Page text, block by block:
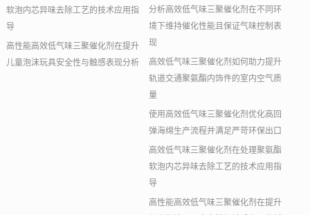
软泡内芯异味去除工艺的技术应用指
导
高性能高效低气味三聚催化剂在提升
儿童泡沫玩具安全性与触感表现分析
分析高效低气味三聚催化剂在不同环
境下维持催化性能且保证气味控制表
现
高效低气味三聚催化剂如何助力提升
轨道交通聚氨酯内饰件的室内空气质
量
使用高效低气味三聚催化剂优化高回
弹海绵生产流程并满足严苛环保出口
高效低气味三聚催化剂在处理聚氨酯
软泡内芯异味去除工艺的技术应用指
导
高性能高效低气味三聚催化剂在提升